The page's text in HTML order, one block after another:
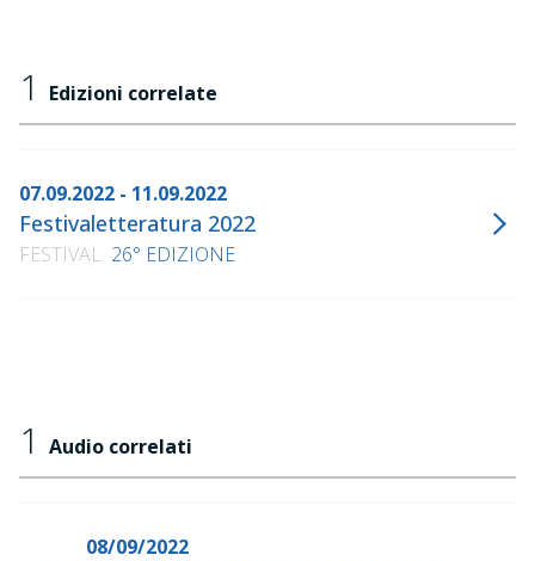
1 Edizioni correlate
07.09.2022 - 11.09.2022
Festivaletteratura 2022
FESTIVAL 26° EDIZIONE
1 Audio correlati
08/09/2022